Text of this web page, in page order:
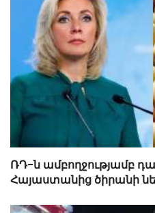
ՌԴ-ն ամբողջությամբ
Հայաստանից ծիրանի